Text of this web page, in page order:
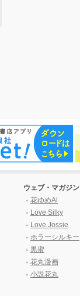
ウェブ・マガジン
花ゆめAi
Love Silky
Love Jossie
ホラーシルキー
黒蜜
花丸漫画
小説花丸